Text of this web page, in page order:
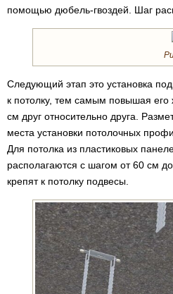
помощью дюбель-гвоздей. Шаг
Следующий этап это установка
к потолку, тем самым повышая его
см друг относительно друга.
места установки потолочных
Для потолка из пластиковых
располагаются с шагом от 60 см
крепят к потолку подвесы.